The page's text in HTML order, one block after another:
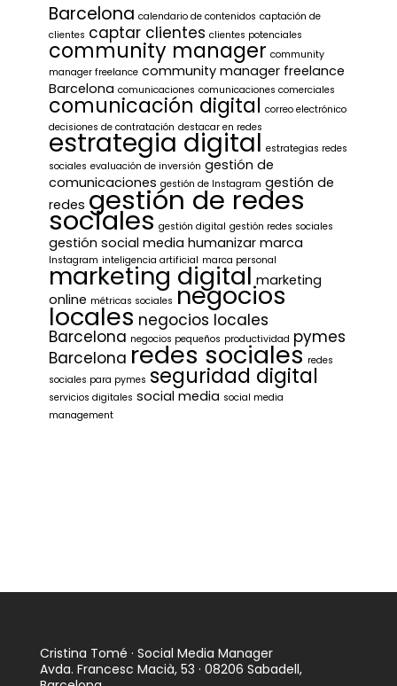
Barcelona calendario de contenidos captación de
clientes captar clientes clientes potenciales
community manager community
manager freelance community manager freelance
Barcelona comunicaciones comunicaciones comerciales
comunicación digital correo electrónico
decisiones de contratación destacar en redes
estrategia digital estrategias redes
sociales evaluación de inversión gestión de
comunicaciones gestión de Instagram gestión de
redes gestión de redes
sociales gestión digital gestión redes sociales
gestión social media humanizar marca
Instagram inteligencia artificial marca personal
marketing digital marketing
online métricas sociales negocios
locales negocios locales
Barcelona negocios pequeños productividad pymes
Barcelona redes sociales redes
sociales para pymes seguridad digital
servicios digitales social media social media
management
Cristina Tomé · Social Media Manager
Avda. Francesc Macià, 53 · 08206 Sabadell,